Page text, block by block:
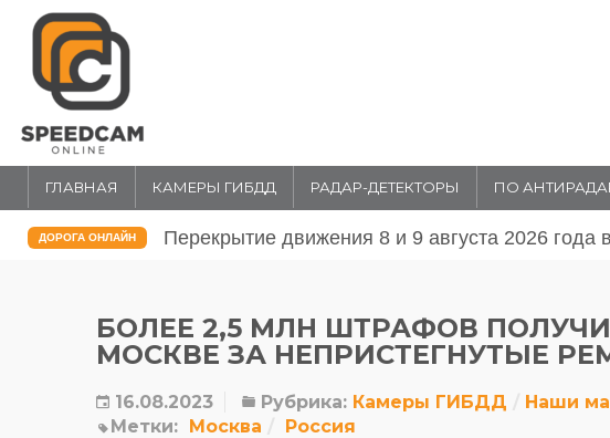
ГЛАВНАЯ КАМЕРЫ ГИБДД РАДАР-ДЕТЕКТОРЫ ПО
ДОРОГА ОНЛАЙН Перекрытие движения 8 и 9 августа 2026 года
БОЛЕЕ 2,5 МЛН ШТРАФОВ
МОСКВЕ ЗА НЕПРИСТЕГНУТЫЕ
16.08.2023 Рубрика: Камеры ГИБДД Наши
Метки: Москва Россия